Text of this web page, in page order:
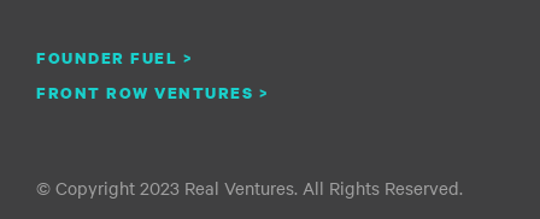
FOUNDER FUEL >
FRONT ROW VENTURES >
© Copyright 2023 Real Ventures. All Rights Reserved.